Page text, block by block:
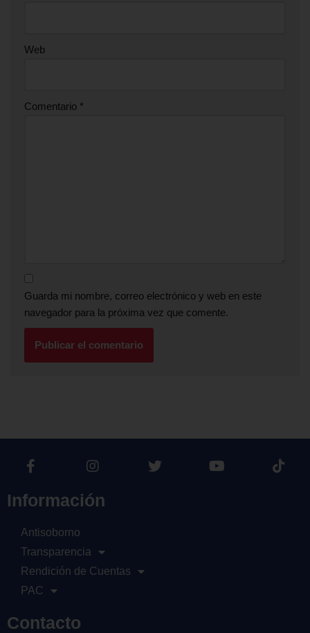
Web
Comentario *
Guarda mi nombre, correo electrónico y web en este
navegador para la próxima vez que comente.
Información
Antisoborno
Transparencia
Rendición de Cuentas
PAC
Contacto